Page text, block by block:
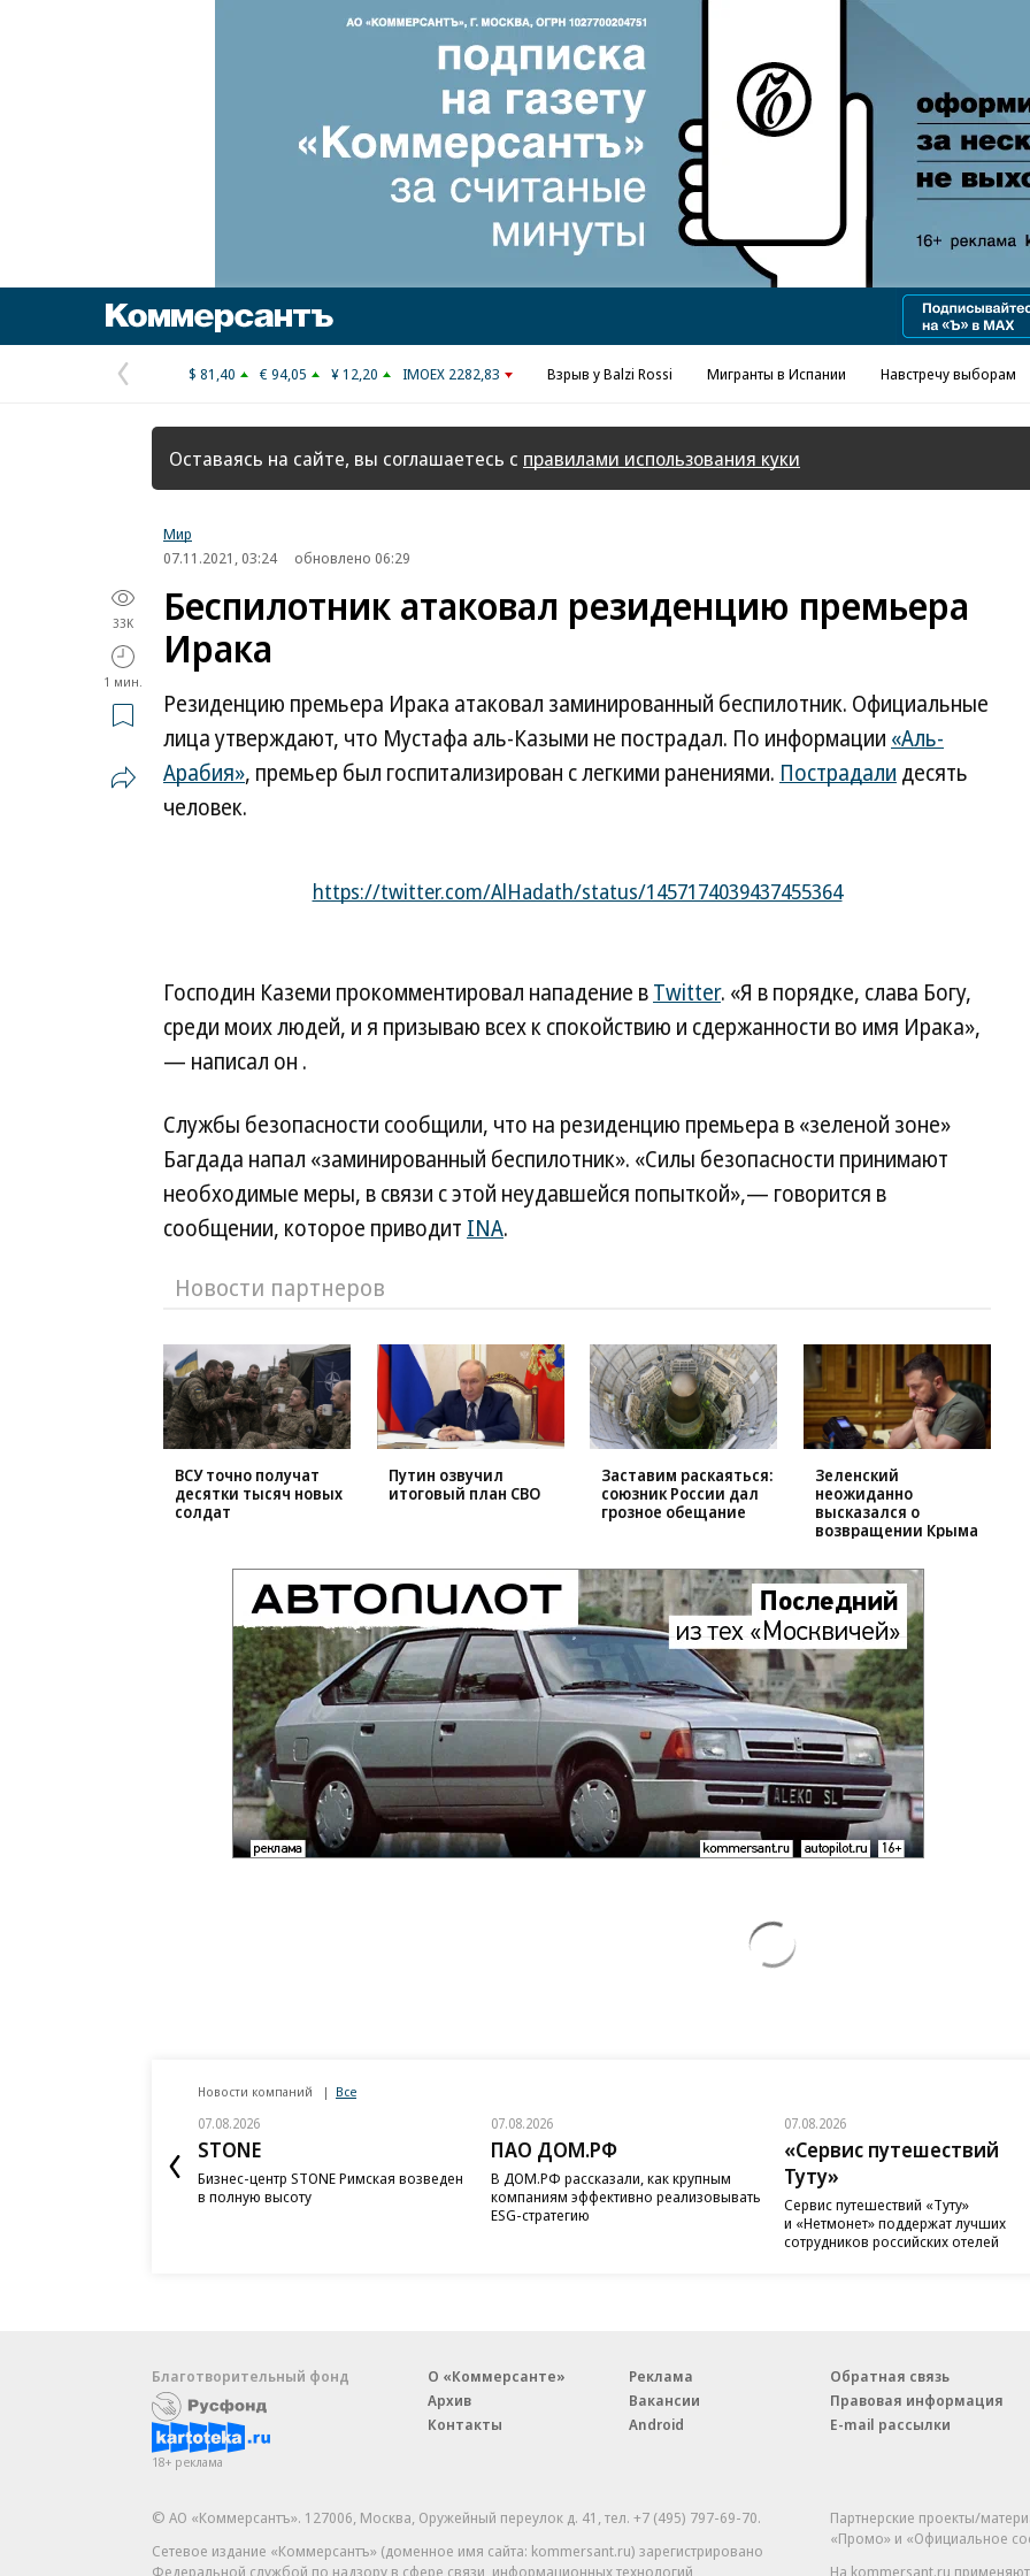
Реклама в «Ъ» www.kommersant.ru/ad
Предыдущая
страница
$ 81,40 € 94,05 ¥ 12,20 IMOEX 2282,83 Взрыв у Balzi Rossi Мигранты в Испании Навстречу выборам
Оставаясь на сайте, вы соглашаетесь с правилами использования куки
Мир
07.11.2021, 03:24
обновлено 06:29
33K
1 мин.
Беспилотник атаковал резиденцию премьера
Ирака
Резиденцию премьера Ирака атаковал заминированный беспилотник. Официальные
лица утверждают, что Мустафа аль-Казыми не пострадал. По информации «Аль-
Арабия», премьер был госпитализирован с легкими ранениями. Пострадали десять
человек.
https://twitter.com/AlHadath/status/1457174039437455364
Господин Каземи прокомментировал нападение вTwitter. «Я в порядке, слава Богу,
среди моих людей, и я призываю всех к спокойствию и сдержанности во имя Ирака»,
— написал он .
Службы безопасности сообщили, что на резиденцию премьера в «зеленой зоне»
Багдада напал «заминированный беспилотник». «Силы безопасности принимают
необходимые меры, в связи с этой неудавшейся попыткой»,— говорится в
сообщении, которое приводит INA.
Новости партнеров
ВСУ точно получат
десятки тысяч новых
солдат
Путин озвучил
итоговый план СВО
Заставим раскаяться:
союзник России дал
грозное обещание
Зеленский
неожиданно
высказался о
возвращении Крыма
Новости компаний Все
07.08.2026
STONE
Бизнес-центр STONE Римская возведен
в полную высоту
07.08.2026
ПАО ДОМ.РФ
В ДОМ.РФ рассказали, как крупным
компаниям эффективно реализовывать
ESG-стратегию
07.08.2026
«Сервис путешествий
Туту»
Сервис путешествий «Туту»
и «Нетмонет» поддержат лучших
сотрудников российских отелей
Благотворительный фонд
18+ реклама
О «Коммерсанте»
Архив
Контакты
Реклама
Вакансии
Android
Обратная связь
Правовая информация
E-mail рассылки
© АО «Коммерсантъ». 127006, Москва, Оружейный переулок д. 41,тел. +7 (495) 797-69-70.
Сетевое издание «Коммерсантъ» (доменное имя сайта: kommersant.ru) зарегистрировано
Федеральной службой по надзору в сфере связи, информационных технологий
Партнерские проекты/
«Промо» и «Официальное
На kommersant.ru